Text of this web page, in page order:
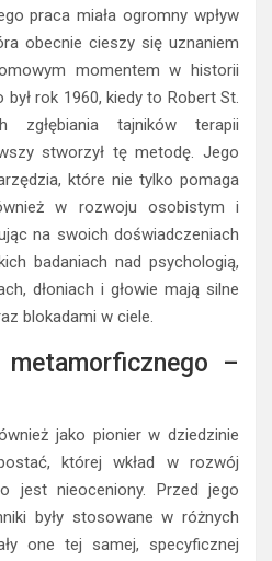
praca miała ogromny wpływ
obecnie cieszy się uznaniem
momentem w historii
rok 1960, kiedy to Robert St.
tajników terapii
stworzył tę metodę. Jego
które nie tylko pomaga
w rozwoju osobistym i
na swoich doświadczeniach
badaniach nad psychologią,
dłoniach i głowie mają silne
blokadami w ciele.
metamorficznego –
jako pionier w dziedzinie
której wkład w rozwój
jest nieoceniony. Przed jego
były stosowane w różnych
one tej samej, specyficznej